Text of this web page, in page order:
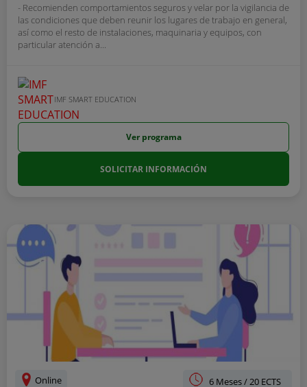
- Recomienden comportamientos seguros y velar por la vigilancia de
las condiciones que deben reunir los lugares de trabajo en general,
así como el resto de instalaciones, maquinaria y equipos, con
particular atención a...
IMF SMART EDUCATION
Ver programa
SOLICITAR INFORMACIÓN
Online 6 Meses / 20 ECTS